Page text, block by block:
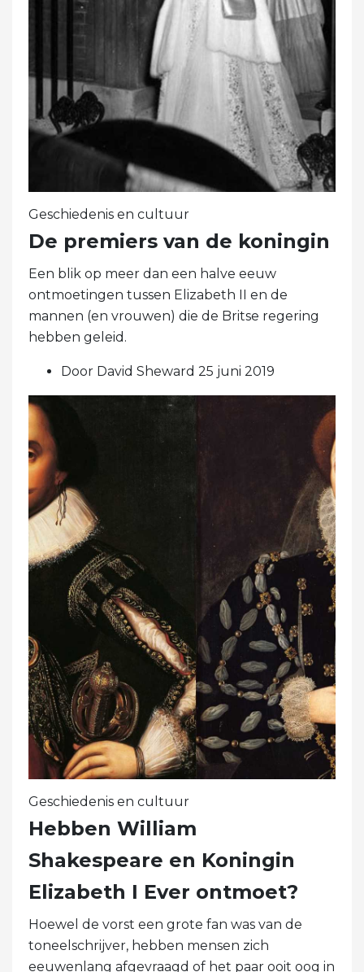
Geschiedenis en cultuur
De premiers van de koningin
Een blik op meer dan een halve eeuw
ontmoetingen tussen Elizabeth II en de
mannen (en vrouwen) die de Britse regering
hebben geleid.
Door David Sheward 25 juni 2019
Geschiedenis en cultuur
Hebben William
Shakespeare en Koningin
Elizabeth I Ever ontmoet?
Hoewel de vorst een grote fan was van de
toneelschrijver, hebben mensen zich
eeuwenlang afgevraagd of het paar ooit oog in